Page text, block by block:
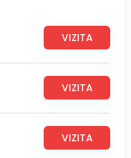
VIZITA
VIZITA
VIZITA